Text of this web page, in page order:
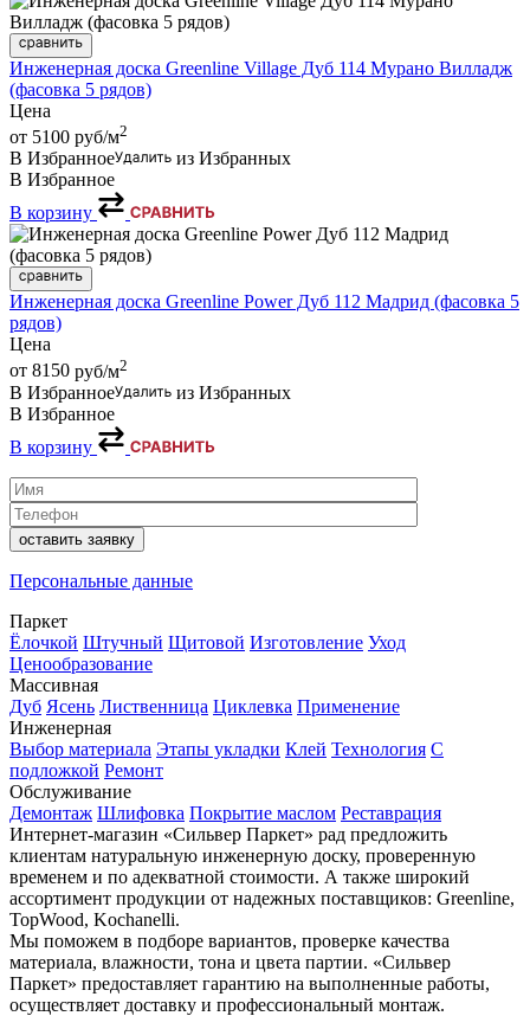
Инженерная доска Greenline Village Дуб 114 Мурано Вилладж
(фасовка 5 рядов)
Цена
от 5100 руб/м2
В Избранное
из Избранных
В Избранное
В корзину
Инженерная доска Greenline Power Дуб 112 Мадрид (фасовка 5
рядов)
Цена
от 8150 руб/м2
В Избранное
из Избранных
В Избранное
В корзину
Персональные данные
Паркет
Ёлочкой Штучный Щитовой Изготовление Уход
Ценообразование
Массивная
Дуб Ясень Лиственница Циклевка Применение
Инженерная
Выбор материала Этапы укладки Клей Технология С
подложкой Ремонт
Обслуживание
Демонтаж Шлифовка Покрытие маслом Реставрация
Интернет-магазин «Сильвер Паркет» рад предложить
клиентам натуральную инженерную доску, проверенную
временем и по адекватной стоимости. А также широкий
ассортимент продукции от надежных поставщиков: Greenline,
TopWood, Kochanelli.
Мы поможем в подборе вариантов, проверке качества
материала, влажности, тона и цвета партии. «Сильвер
Паркет» предоставляет гарантию на выполненные работы,
осуществляет доставку и профессиональный монтаж.